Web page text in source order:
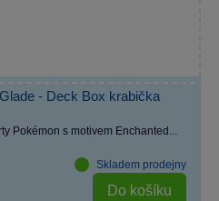
- Deck Box krabička
Pokémon s motivem Enchanted...
Skladem prodejny
Do košíku